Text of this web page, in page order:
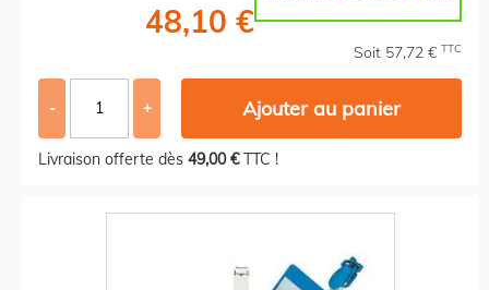
48,10 €
Soit 57,72 € TTC
- + Ajouter au panier
Livraison offerte dès 49,00 €TTC !